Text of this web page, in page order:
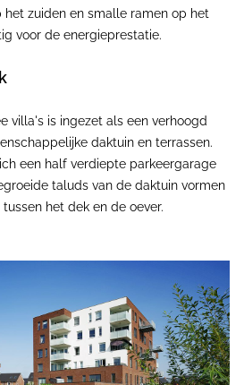
zuiden en smalle ramen op het
voor de energieprestatie.
villa's is ingezet als een verhoogd
daktuin en terrassen.
een half verdiepte parkeergarage
taluds van de daktuin vormen
het dek en de oever.